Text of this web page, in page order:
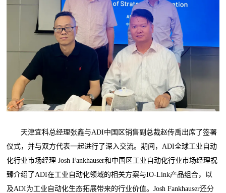
天津宜科总经理张鑫与ADI中国区销售副总裁赵传禹出席了签署
仪式，并与双方代表一起进行了深入交流。期间，ADI全球工业自动
化行业市场经理 Josh Fankhauser和中国区工业自动化行业市场经理祝
臻介绍了ADI在工业自动化领域的相关方案与IO-Link产品组合，以
及ADI为工业自动化生态拓展带来的行业价值。Josh Fankhauser还分